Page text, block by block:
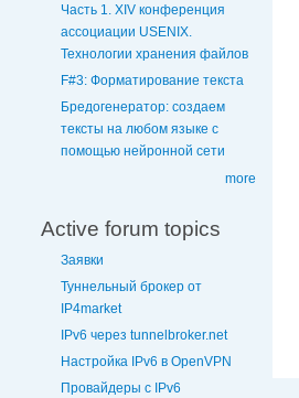
Часть 1. XIV конференция
ассоциации USENIX.
Технологии хранения файлов
F#3: Форматирование текста
Бредогенератор: создаем
тексты на любом языке с
помощью нейронной сети
more
Active forum topics
Заявки
Туннельный брокер от
IP4market
IPv6 через tunnelbroker.net
Настройка IPv6 в OpenVPN
Провайдеры с IPv6